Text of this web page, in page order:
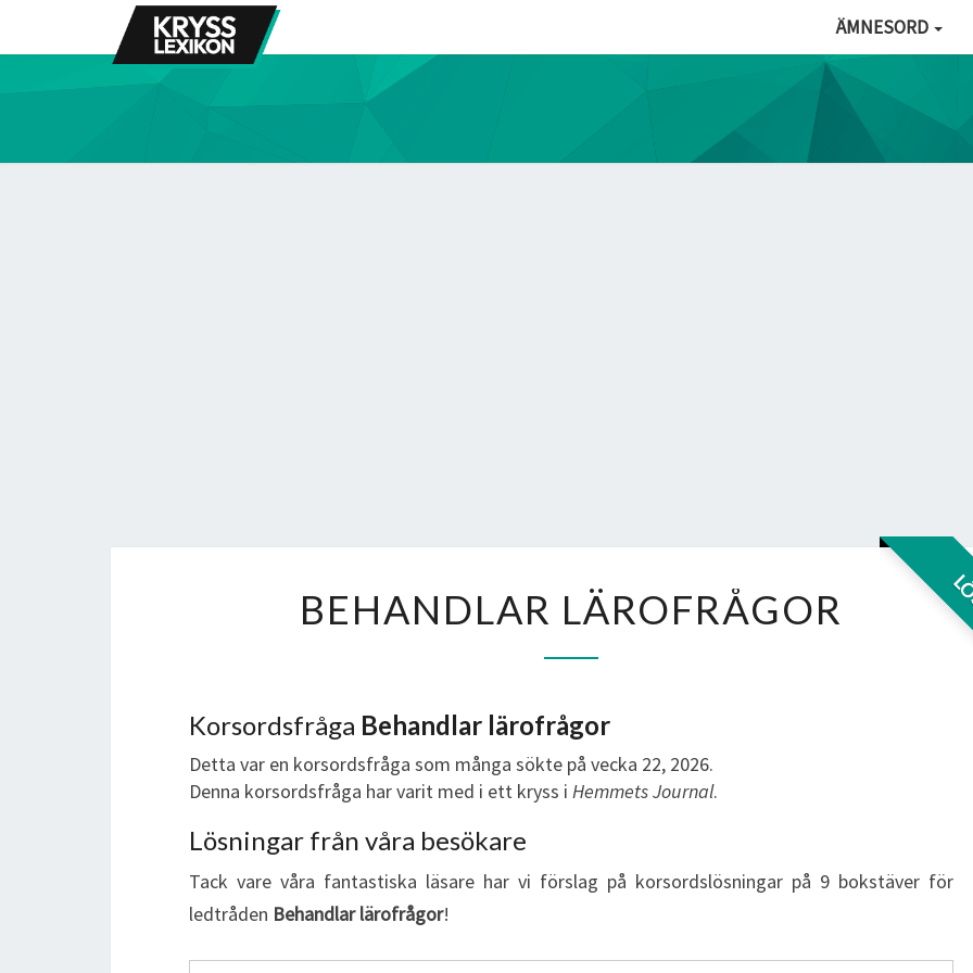
ÄMNESORD
LÄROFRÅGOR
BEHANDLAR LÄROFRÅGOR
Korsordsfråga Behandlar lärofrågor
Detta var en korsordsfråga som många sökte på vecka 22, 2026.
Denna korsordsfråga har varit med i ett kryss i Hemmets Journal.
Lösningar från våra besökare
Tack vare våra fantastiska läsare har vi förslag på korsordslösningar på 9 bokstäver för
ledtråden Behandlar lärofrågor!